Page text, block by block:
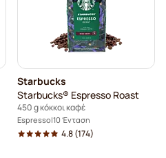
Starbucks
Starbucks® Espresso Roast
450 g κόκκοι καφέ
Espresso 10 Ένταση
4.8(174)